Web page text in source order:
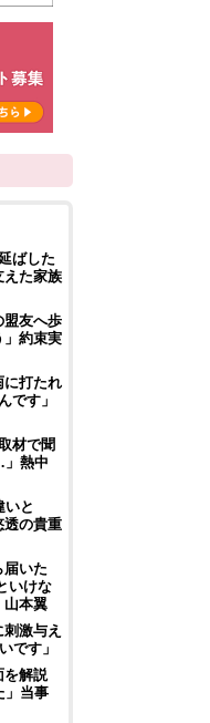
ばした
た家族
友へ歩
」約束実
打たれ
です」
材で聞
」熱中
いと
の貴重
届いた
いけな
本翼
激与え
です」
を解説
当事